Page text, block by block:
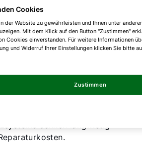
bis zur Auswahl der
Heizflächen.
für den
Abgleichnach Verfahren B
für die KfW-Förderung 458
Heizung
kalten Tagen nicht nur die
senken langfristig
Cookies
der Website zu gewährleisten und Ihnen unter
Mit dem Klick auf den Button "Zustimmen"
Cookies einverstanden. Für weitere Informationen
und Widerruf Ihrer Einstellungen klicken Sie bitte
Zustimmen